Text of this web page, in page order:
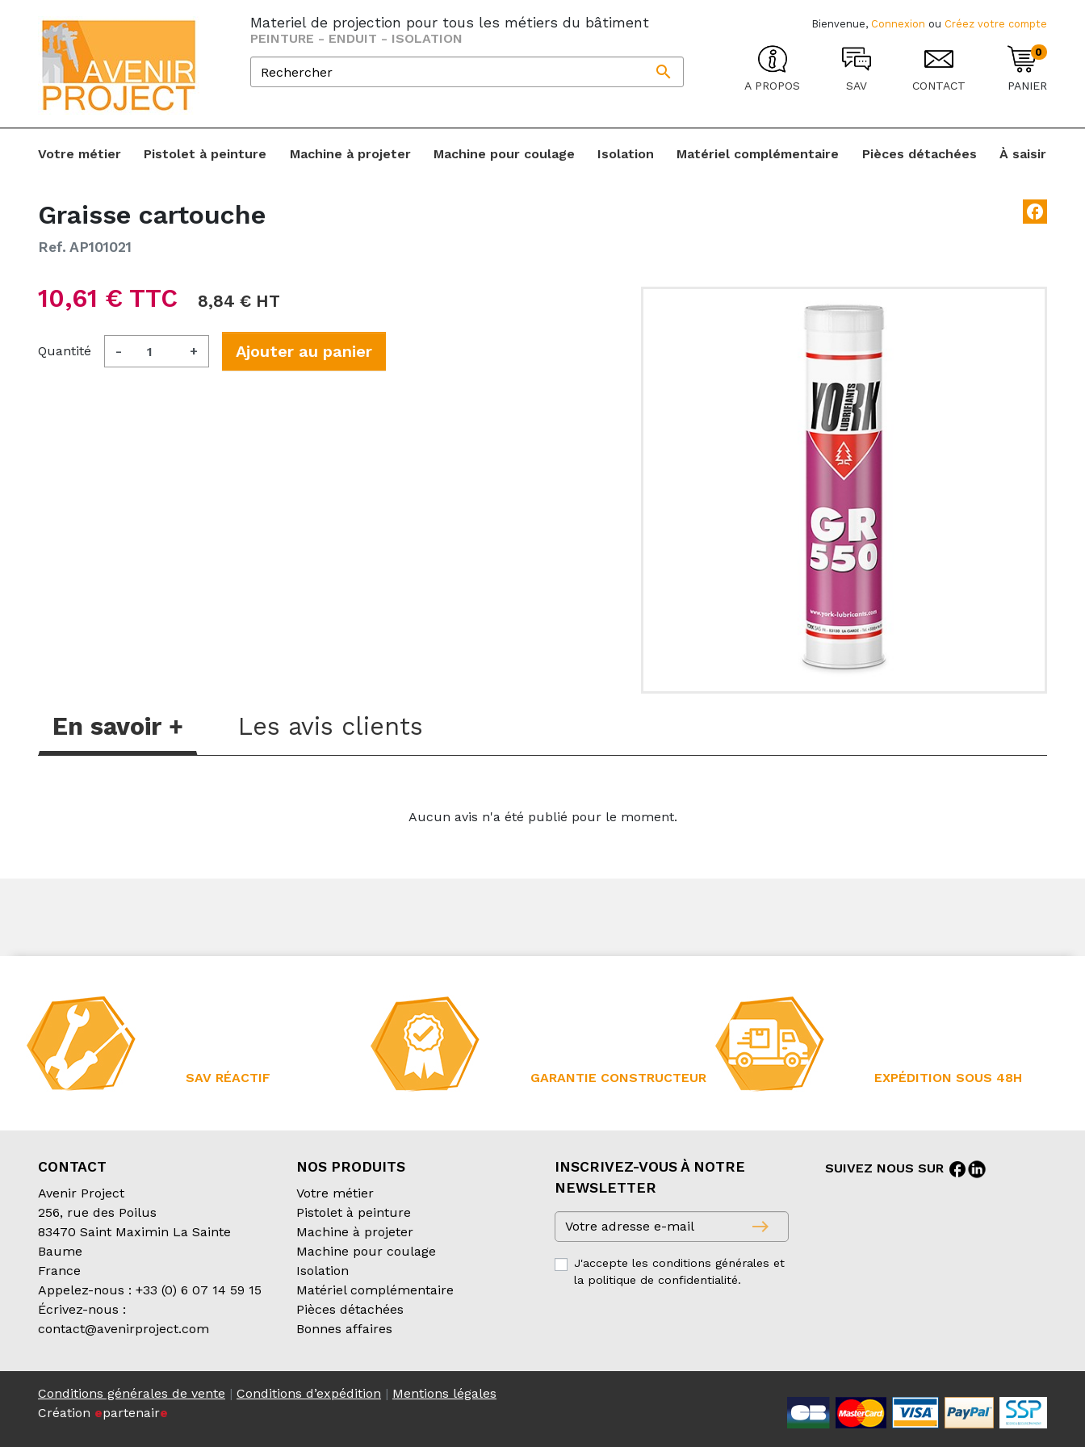
Materiel de projection pour tous les métiers du bâtiment
PEINTURE - ENDUIT - ISOLATION

Bienvenue, Connexion ou Créez votre compte
A PROPOS SAV CONTACT
0
PANIER
Votre métier Pistolet à peinture Machine à projeter Machine pour coulage Isolation Matériel complémentaire Pièces détachées À saisir
Graisse cartouche facebook
Ref. AP101021
10,61 € TTC 8,84 € HT
Quantité - + Ajouter au panier
En savoir + Les avis clients
Aucun avis n'a été publié pour le moment.
SAV RÉACTIF GARANTIE CONSTRUCTEUR EXPÉDITION SOUS 48H
CONTACT
Avenir Project
256, rue des Poilus
83470 Saint Maximin La Sainte
Baume
France
Appelez-nous : +33 (0) 6 07 14 59 15
Écrivez-nous :
contact@avenirproject.com
NOS PRODUITS
Votre métier
Pistolet à peinture
Machine à projeter
Machine pour coulage
Isolation
Matériel complémentaire
Pièces détachées
Bonnes affaires
INSCRIVEZ-VOUS À NOTRE
NEWSLETTER
east
J'accepte les conditions générales et
la politique de confidentialité.
SUIVEZ NOUS SUR facebook
Conditions générales de vente | Conditions d’expédition | Mentions légales
Création epartenaire